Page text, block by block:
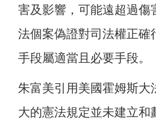
害及影響，可能遠超過傷
法個案偽證對司法權正確
手段屬適當且必要手段。
朱富美引用美國霍姆斯大
大的憲法規定並未建立和